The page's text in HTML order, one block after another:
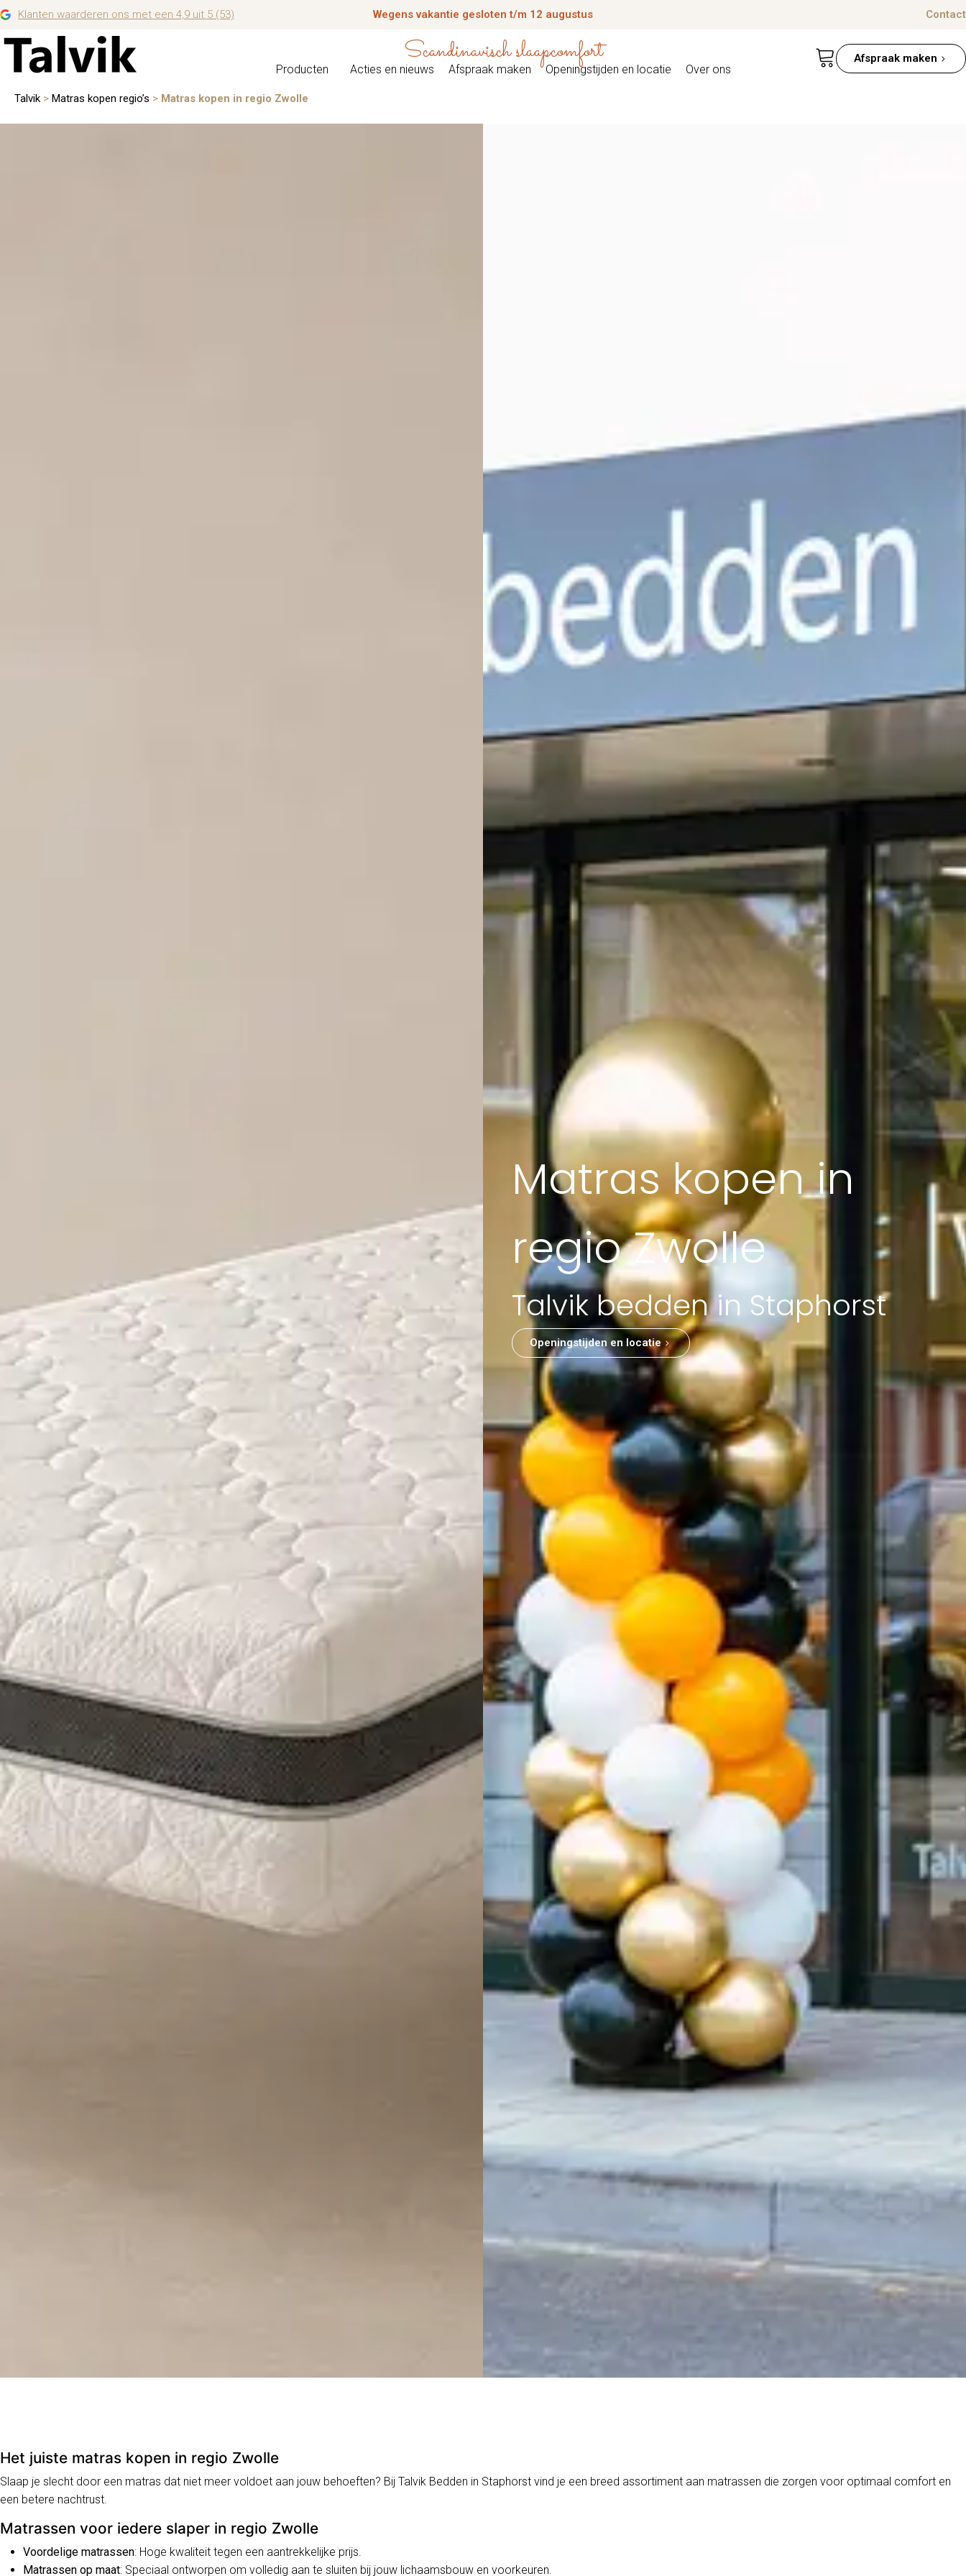
Klanten waarderen ons met een 4,9 uit 5 (53) Wegens vakantie gesloten t/m 12 augustus Contact
Scandinavisch slaapcomfort
Producten Acties en nieuws Afspraak maken Openingstijden en locatie Over ons
Afspraak maken
Talvik > Matras kopen regio’s > Matras kopen in regio Zwolle
Matras kopen in
regio Zwolle
Talvik bedden in Staphorst
Openingstijden en locatie
Het juiste matras kopen in regio Zwolle
Slaap je slecht door een matras dat niet meer voldoet aan jouw behoeften? Bij Talvik Bedden in Staphorst vind je een breed assortiment aan matrassen die zorgen voor optimaal comfort en
een betere nachtrust.
Matrassen voor iedere slaper in regio Zwolle
Voordelige matrassen: Hoge kwaliteit tegen een aantrekkelijke prijs.
Matrassen op maat: Speciaal ontworpen om volledig aan te sluiten bij jouw lichaamsbouw en voorkeuren.